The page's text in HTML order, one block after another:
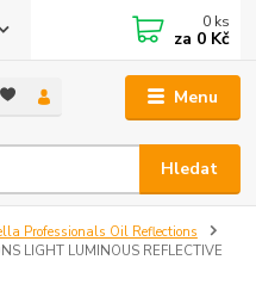
Menu
Hledat
0 ks
za 0 Kč
Professionals Oil Reflections
LIGHT LUMINOUS REFLECTIVE